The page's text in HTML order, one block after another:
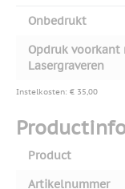
Onbedrukt
Opdruk voorkant
Lasergraveren
Instelkosten: € 35,00
Product
Artikelnummer